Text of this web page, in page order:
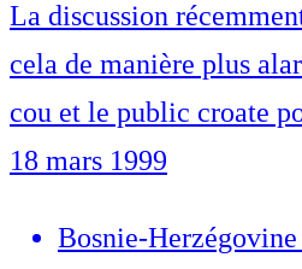
La discussion
cela de manière plus
cou et le public croate
18 mars 1999
Bosnie-Herzégovine